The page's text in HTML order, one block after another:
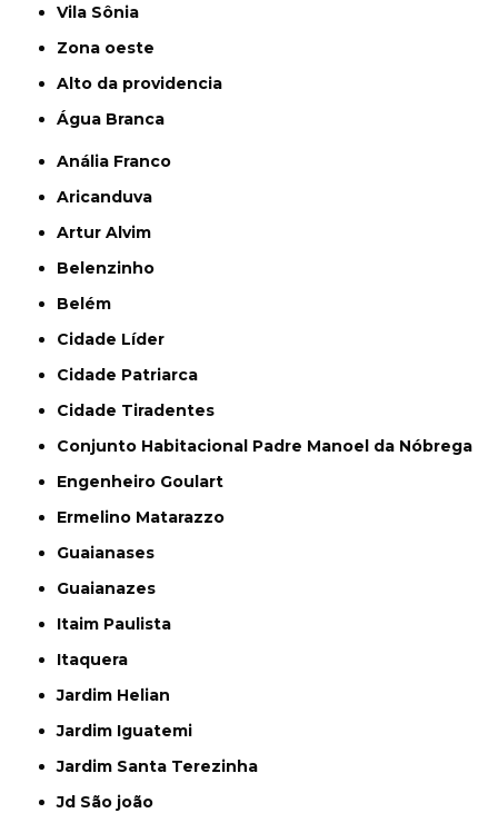
Vila Sônia
Zona oeste
alto da providencia
Água Branca
Anália Franco
Aricanduva
Artur Alvim
Belenzinho
Belém
Cidade Líder
Cidade Patriarca
Cidade Tiradentes
Conjunto Habitacional Padre Manoel da Nóbrega
Engenheiro Goulart
Ermelino Matarazzo
Guaianases
Guaianazes
Itaim Paulista
Itaquera
Jardim Helian
Jardim Iguatemi
Jardim Santa Terezinha
Jd São joão